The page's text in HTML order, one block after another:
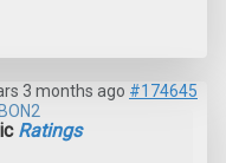
3 months ago #174645
Ratings